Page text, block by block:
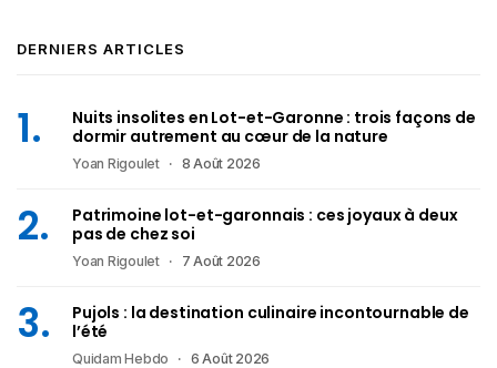
DERNIERS ARTICLES
Nuits insolites en Lot-et-Garonne : trois façons de
dormir autrement au cœur de la nature
Yoan Rigoulet 8 Août 2026
Patrimoine lot-et-garonnais : ces joyaux à deux
pas de chez soi
Yoan Rigoulet 7 Août 2026
Pujols : la destination culinaire incontournable de
l’été
Quidam Hebdo 6 Août 2026